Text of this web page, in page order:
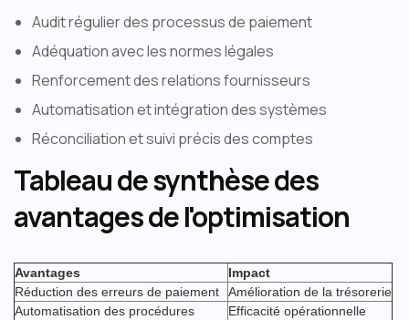
Audit régulier des processus de paiement
Adéquation avec les normes légales
Renforcement des relations fournisseurs
Automatisation et intégration des systèmes
Réconciliation et suivi précis des comptes
Tableau de synthèse des
avantages de l'optimisation
Avantages
Impact
Réduction des erreurs de paiement
Amélioration de la trésorerie
Automatisation des procédures
Efficacité opérationnelle